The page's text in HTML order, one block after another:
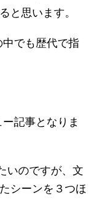
と思います。
でも歴代で指
記事となりま
いのですが、文
シーンを３つほ